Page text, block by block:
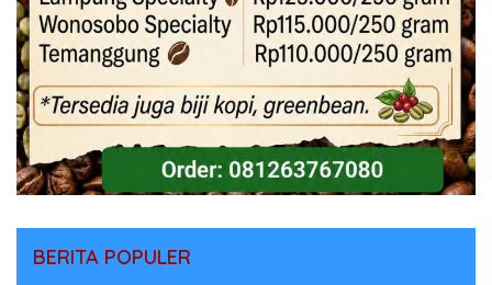
BERITA POPULER